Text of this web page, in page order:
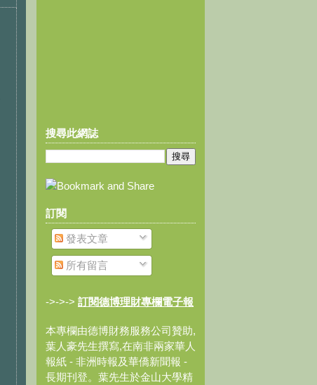
搜尋此網誌
訂閱
發表文章
所有留言
->->-> 訂閱德博理財專欄電子報
本專欄由德博財務服務公司贊助,
葉人豪先生撰寫,在南非兩家華人
報紙 - 非洲時報及華僑新聞報 -
長期刊登。葉先生於金山大學精